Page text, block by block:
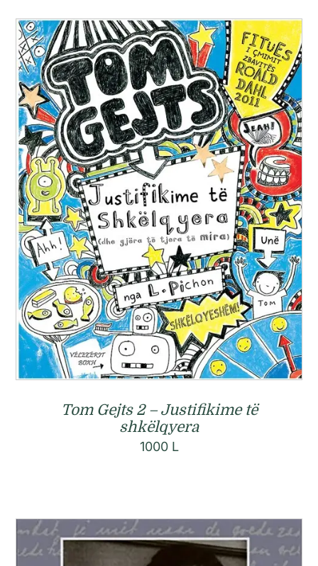
Tom Gejts 2 – Justifikime të
shkëlqyera
1000 L